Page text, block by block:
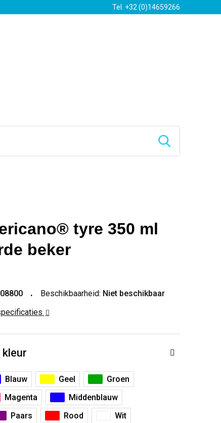
Tel. +32 (0)14659266
tyre 350 ml
beker
Beschikbaarheid: Niet beschikbaar
kleur
Blauw Geel
Groen
Magenta
Middenblauw
Paars Rood
Wit